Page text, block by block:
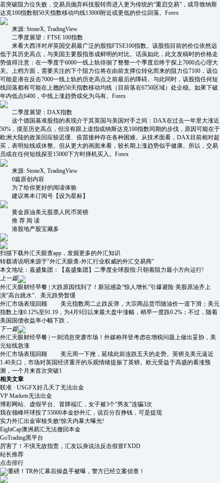
若突破阻力位失败，交易员抛弃科技股转而进入更为传统的“重启交易”，或导致纳斯
达克100指数朝50天指数移动均线13000附近或更低的价位回落。Forex
来源: StoneX, TradingView
二季度展望：FTSE 100指数
来看大西洋对岸英国交易最广泛的股指FTSE100指数。该股指目前的价位依然远
低于其历史高点，与美国主要股指形成鲜明的对比。话虽如此，此文发稿时的价格走
势值得注意：在一季度于6000一线上轨徘徊了整整一个季度后终于探上7000点心理大
关。上档方面，需要关注的下个阻力位将在由前支撑位转化而来的阻力位7100，该位
可能是潜在反击7000一线上轨的历史高点之前最后的障碍。与此同时，该股指任何短
线回落都有可能在上翘的50天指数移动均线（目前落在6750区域）处企稳。如果下破
年内低点6400，中线上涨趋势或化为乌有。Forex
二季度展望：DAX指数
这个德国基准股指的表现介于其英国与美国对手之间：DAX在过去一年里大涨近
50%，摸至历史高点，但没有跟上道指或纳斯达克100指数同期的步伐，原因可能在于
欧洲大陆的政策回应较迟缓、疫苗接种存在各种困难。从技术面看，DAX目前相对超
买，表明短线或休整。但从更大的画面来看，较长期上涨趋势似乎健康。所以，交易
员或在任何短线探至15000下方时择机买入。Forex
来源: StoneX, TradingView
0篇原创内容
为了给你更好的阅读体验
建议将本订阅号【设为星标】
黄金原油美元股票人民币英镑
推 荐 阅 读
港股地产股宝藏多
扫描下载外汇天眼查app，发掘更多的外汇知识
转载请说明来源于"外汇天眼查-外汇行业权威的外汇交易商"
本文地址： 嘉盛集团：【嘉盛集团】二季度全球股指:只朝着阻力最小方向运行!
上一篇
外汇天眼财经早餐 | 大跌原因找到了！新冠感染“惊人增长”引爆避险 美股原油齐上
演“高台跳水”、美元跌势暂缓
外汇市场表现回顾 美元指数周二止跌反弹，大宗商品货币随油价一道下滑；美元
指数上涨0.12%至91.19，为4月9日以来最大盘中涨幅，稍早一度跌0.2%；不过，随着
美国国债收益率小幅下跌，
下一篇
外汇天眼财经早餐 | 一则消息突袭市场！外媒称拜登考虑在增税问题上做出妥协，美
元短线急涨
外汇市场表现回顾 美元周一下挫，延续此前连跌五天的走势。英镑兑美元逼近
1.40关口，市场对英国经济重开的乐观情绪提振了英镑。欧元受益于高盛的看涨预
测，一个月来首次突破1
相关文章
联准 · USGFX好几天了无法出金
VP Markets无法出金
博彩网站、虚假平台、冒牌福汇，女子被3个“男友”连骗3次
我在领峰环球投了55000本金炒外汇，说百分百挣钱，可是提现
实力外汇出金审核失败!惊天内幕大曝光!
EightCap澳洲易汇无法撤回本金
GoTrading黑平台
厉害了！不惧无故指责，汇友以身说法反击假冒FXDD
站长推荐
点击排行
重磅！TR外汇幕后操盘手被曝，警方已经立案侦查！